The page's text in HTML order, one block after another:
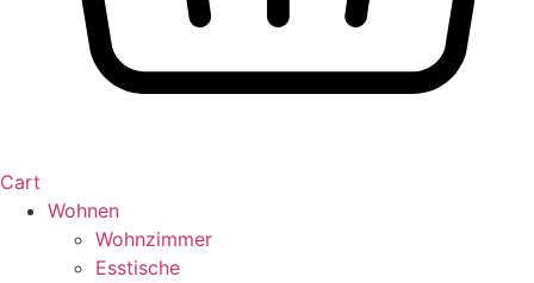
Cart
Wohnen
Wohnzimmer
Esstische